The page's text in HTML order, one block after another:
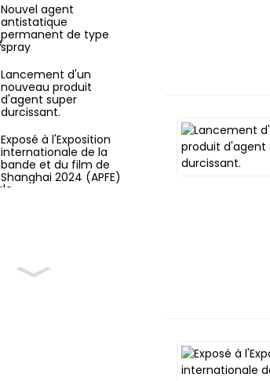
Nouvel agent
antistatique
permanent de type
spray
Lancement d'un
nouveau produit
d'agent super
durcissant.
Exposé à l'Exposition
internationale de la
bande et du film de
Shanghai 2024 (APFE)